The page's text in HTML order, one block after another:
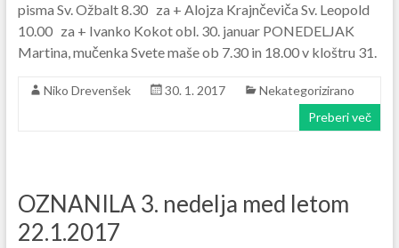
pisma Sv. Ožbalt 8.30 za + Alojza Krajnčeviča Sv. Leopold
10.00 za + Ivanko Kokot obl. 30. januar PONEDELJAK
Martina, mučenka Svete maše ob 7.30 in 18.00 v kloštru 31.
Niko Drevenšek 30. 1. 2017
Nekategorizirano
Preberi več
OZNANILA 3. nedelja med letom
22.1.2017